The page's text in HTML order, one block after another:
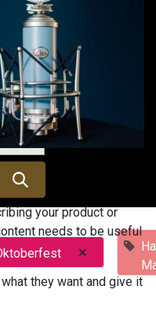
×
your product or
needs to be useful
they want and give it